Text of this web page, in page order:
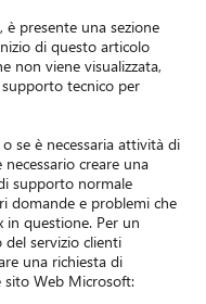
presente una sezione
di questo articolo
non viene visualizzata,
tecnico per
se è necessaria attività di
creare una
supporto normale
domande e problemi che
in questione. Per un
servizio clienti
una richiesta di
sito Web Microsoft: